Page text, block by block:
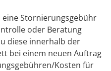
eine Stornierungsgebühr
oder Beratung
diese innerhalb der
bei einem neuen Auftrag
Kosten für